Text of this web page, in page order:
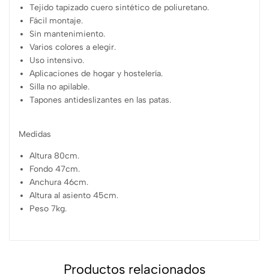
Tejido tapizado cuero sintético de poliuretano.
Fácil montaje.
Sin mantenimiento.
Varios colores a elegir.
Uso intensivo.
Aplicaciones de hogar y hostelería.
Silla no apilable.
Tapones antideslizantes en las patas.
Medidas
Altura 80cm.
Fondo 47cm.
Anchura 46cm.
Altura al asiento 45cm.
Peso 7kg.
Productos relacionados